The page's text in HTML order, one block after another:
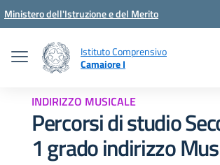
Vai ai contenuti
Vai al menu di navigazione
Vai al footer
Ministero dell'Istruzione e del Merito
Istituto Comprensivo
Camaiore I
INDIRIZZO MUSICALE
Percorsi di studio
1 grado indirizzo